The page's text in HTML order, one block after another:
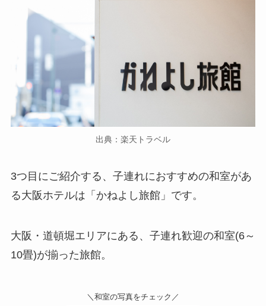
出典：楽天トラベル
3つ目にご紹介する、子連れにおすすめの和室があ
る大阪ホテルは「かねよし旅館」です。
大阪・道頓堀エリアにある、子連れ歓迎の和室(6～
10畳)が揃った旅館。
＼和室の写真をチェック／